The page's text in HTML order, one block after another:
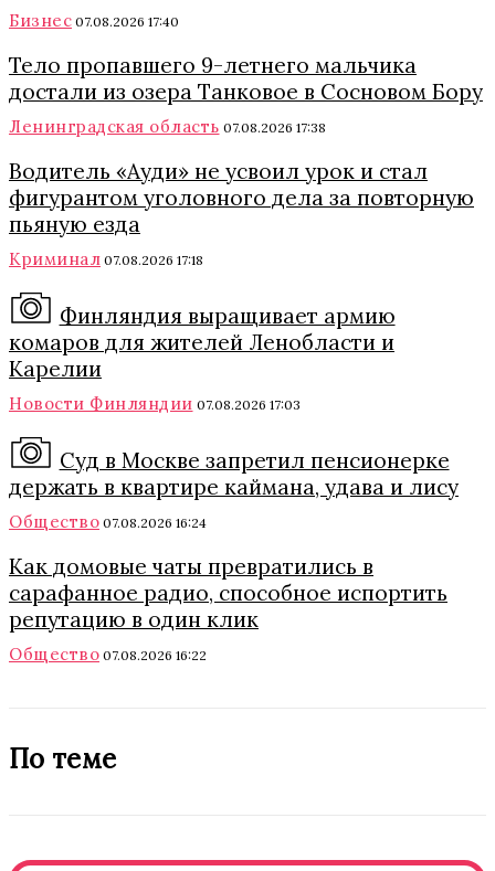
Бизнес 07.08.2026 17:40
Тело пропавшего 9-летнего мальчика
достали из озера Танковое в Сосновом Бору
Ленинградская область 07.08.2026 17:38
Водитель «Ауди» не усвоил урок и стал
фигурантом уголовного дела за повторную
пьяную езда
Криминал 07.08.2026 17:18
Финляндия выращивает армию
комаров для жителей Ленобласти и
Карелии
Новости Финляндии 07.08.2026 17:03
Суд в Москве запретил пенсионерке
держать в квартире каймана, удава и лису
Общество 07.08.2026 16:24
Как домовые чаты превратились в
сарафанное радио, способное испортить
репутацию в один клик
Общество 07.08.2026 16:22
По теме